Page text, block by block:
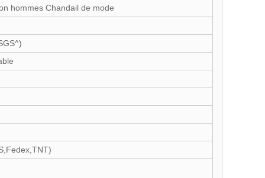
hommes Chandail de mode